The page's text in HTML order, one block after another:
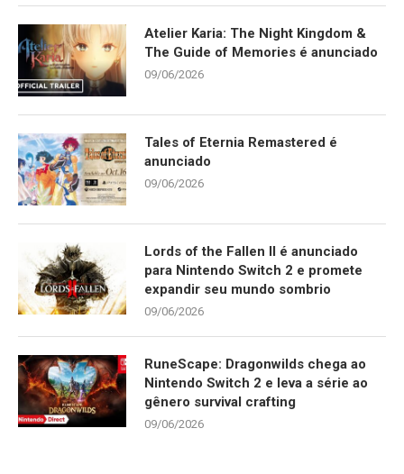
Atelier Karia: The Night Kingdom &
The Guide of Memories é anunciado
09/06/2026
Tales of Eternia Remastered é
anunciado
09/06/2026
Lords of the Fallen II é anunciado
para Nintendo Switch 2 e promete
expandir seu mundo sombrio
09/06/2026
RuneScape: Dragonwilds chega ao
Nintendo Switch 2 e leva a série ao
gênero survival crafting
09/06/2026